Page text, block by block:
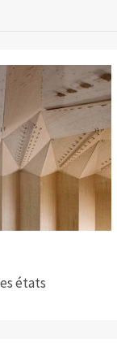
états